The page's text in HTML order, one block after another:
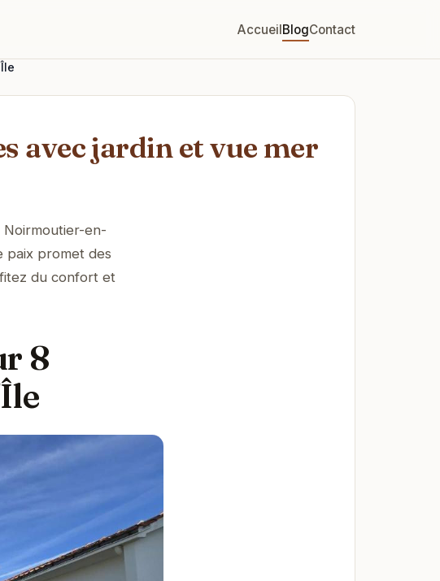
AccueilBlogContact
avec jardin et vue mer
Noirmoutier-en-
paix promet des
du confort et
8